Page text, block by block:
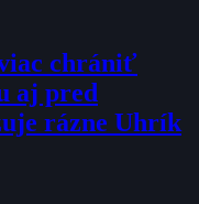
chrániť
aj pred
rázne Uhrík